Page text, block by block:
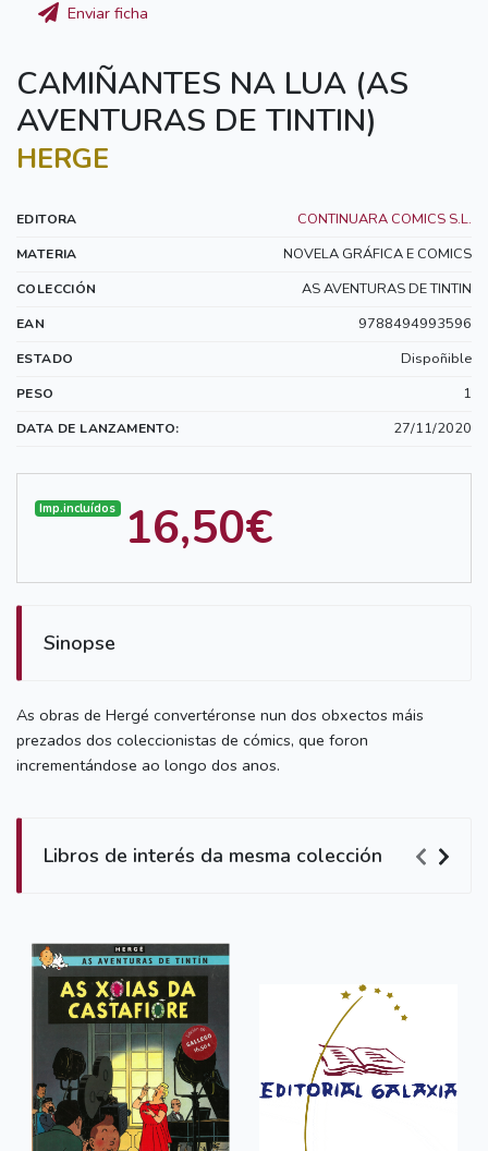
Enviar ficha
CAMIÑANTES NA LUA (AS
AVENTURAS DE TINTIN)
HERGE
EDITORA CONTINUARA COMICS S.L.
MATERIA NOVELA GRÁFICA E COMICS
COLECCIÓN AS AVENTURAS DE TINTIN
EAN 9788494993596
ESTADO Dispoñible
PESO 1
DATA DE LANZAMENTO: 27/11/2020
Imp.incluídos 16,50€
Sinopse
As obras de Hergé convertéronse nun dos obxectos máis
prezados dos coleccionistas de cómics, que foron
incrementándose ao longo dos anos.
Libros de interés da mesma colección